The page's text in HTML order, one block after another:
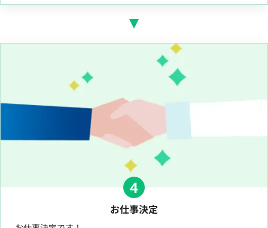
4
お仕事決定